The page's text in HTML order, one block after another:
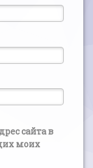
сайта в
моих